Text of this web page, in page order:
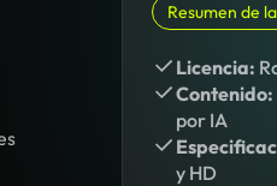
Resumen de
Licencia:
Contenido:
por IA
y HD